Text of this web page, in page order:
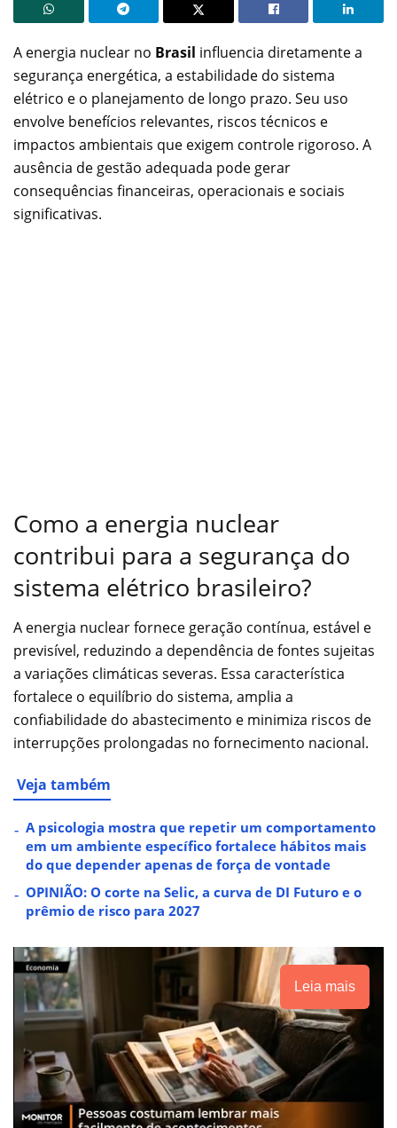
A energia nuclear no Brasil influencia diretamente a
segurança energética, a estabilidade do sistema
elétrico e o planejamento de longo prazo. Seu uso
envolve benefícios relevantes, riscos técnicos e
impactos ambientais que exigem controle rigoroso. A
ausência de gestão adequada pode gerar
consequências financeiras, operacionais e sociais
significativas.
Como a energia nuclear
contribui para a segurança do
sistema elétrico brasileiro?
A energia nuclear fornece geração contínua, estável e
previsível, reduzindo a dependência de fontes sujeitas
a variações climáticas severas. Essa característica
fortalece o equilíbrio do sistema, amplia a
confiabilidade do abastecimento e minimiza riscos de
interrupções prolongadas no fornecimento nacional.
Veja também
A psicologia mostra que repetir um comportamento
em um ambiente específico fortalece hábitos mais
do que depender apenas de força de vontade
OPINIÃO: O corte na Selic, a curva de DI Futuro e o
prêmio de risco para 2027
Leia mais